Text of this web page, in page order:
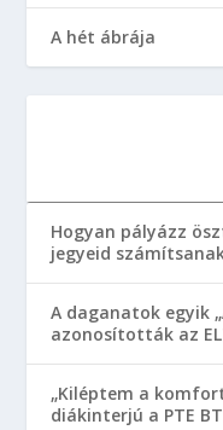
A hét ábrája
Hogyan pályázz
jegyeid
A daganatok egyik
azonosították az
„Kiléptem a
diákinterjú a PTE